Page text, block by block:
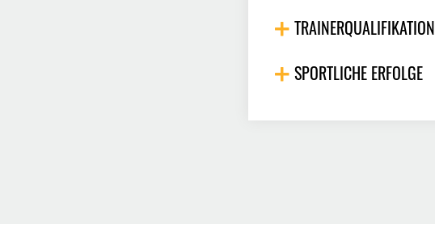
TRAINERQUALIFIKATION
SPORTLICHE ERFOLGE